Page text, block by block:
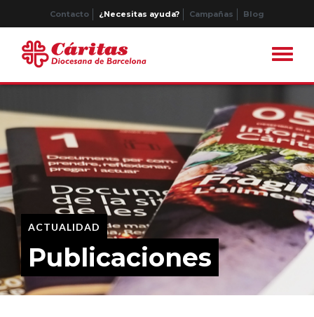
Contacto ¿Necesitas ayuda? Campañas Blog
ACTUALIDAD
Publicaciones